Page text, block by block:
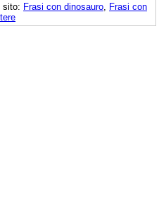
sito: Frasi con dinosauro Frasi con